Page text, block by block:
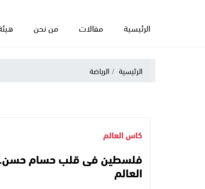
الرئيسية مقالات من نحن
الرئيسية الرياضة
كاس العالم
فلسطين فى قلب حسام حسن..
العالم